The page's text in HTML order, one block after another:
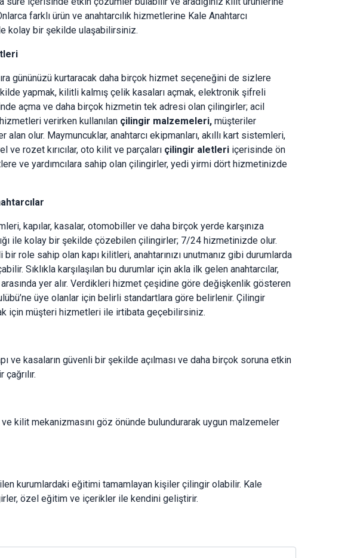
farklı ürün ve anahtarcılık hizmetlerine Kale Anahtarcı
kolay bir şekilde ulaşabilirsiniz.
gününüzü kurtaracak daha birçok hizmet seçeneğini de sizlere
yapmak, kilitli kalmış çelik kasaları açmak, elektronik şifreli
açma ve daha birçok hizmetin tek adresi olan çilingirler; acil
verirken kullanılan çilingir malzemeleri, müşteriler
olur. Maymuncuklar, anahtarcı ekipmanları, akıllı kart sistemleri,
rozet kırıcılar, oto kilit ve parçaları çilingir aletleri içerisinde ön
ve yardımcılara sahip olan çilingirler, yedi yirmi dört hizmetinizde
kapılar, kasalar, otomobiller ve daha birçok yerde karşınıza
ile kolay bir şekilde çözebilen çilingirler; 7/24 hizmetinizde olur.
role sahip olan kapı kilitleri, anahtarınızı unutmanız gibi durumlarda
Sıklıkla karşılaşılan bu durumlar için akla ilk gelen anahtarcılar,
yer alır. Verdikleri hizmet çeşidine göre değişkenlik gösteren
üye olanlar için belirli standartlara göre belirlenir. Çilingir
için müşteri hizmetleri ile irtibata geçebilirsiniz.
ve kasaların güvenli bir şekilde açılması ve daha birçok soruna etkin
kilit mekanizmasını göz önünde bulundurarak uygun malzemeler
kurumlardaki eğitimi tamamlayan kişiler çilingir olabilir. Kale
özel eğitim ve içerikler ile kendini geliştirir.